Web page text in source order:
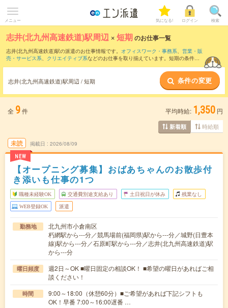
メニュー 気になる! ログイン 検索
志井(北九州高速鉄道)駅周辺 ×短期のお仕事一覧
志井(北九州高速鉄道)駅の派遣のお仕事情報です。 オフィスワーク・事務系、 営業・販
売・サービス系、 クリエイティブ系などのお仕事を取り揃えています。短期の条件の
志井(北九州高速鉄道)駅周辺 / 短期 条件の変更
全 9件 平均時給: 1,350 円
新着順 時給順
未読
NEW
掲載日 2026/08/09
【オープニング募集】おばあちゃんのお散歩付
き添いも仕事の1つ
職種未経験OK 交通費別途支給あり 土日祝日が休み 残業なし
WEB登録OK 派遣
勤務地
北九州市小倉南区
朽網駅から---分／競馬場前(福岡県)駅から---分／城野(日豊本
線)駅から---分／石原町駅から---分／志井(北九州高速鉄道)駅
から---分
曜日頻度
週2日～OK ■曜日固定の相談OK！ ■希望の曜日があればご相
談ください！
時間
9:00～18:00（休憩60分）■ご希望があれば下記シフトも
OK！早番 7:00～16:00遅番 …